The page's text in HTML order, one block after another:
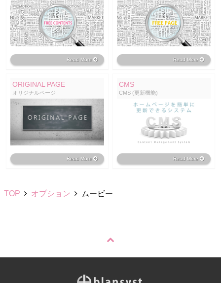
Read More Read More
ORIGINAL PAGE
オリジナルページ
Read More
CMS
CMS (更新機能)
Read More
TOP オプション ムービー